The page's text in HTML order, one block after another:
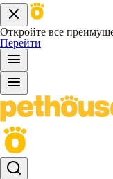
Откройте все
Перейти